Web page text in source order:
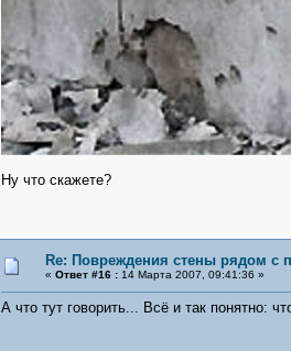
Ну что скажете?
Re: Повреждения стены рядом с
« Ответ #16 : 14 Марта 2007, 09:41:36 »
А что тут говорить... Всё и так понятно: